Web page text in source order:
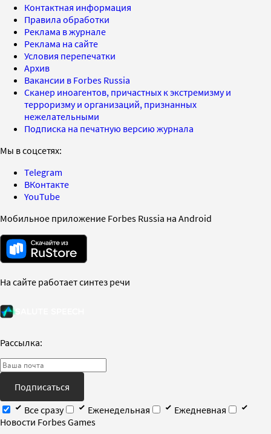
Контактная информация
Правила обработки
Реклама в журнале
Реклама на сайте
Условия перепечатки
Архив
Вакансии в Forbes Russia
Сканер иноагентов, причастных к экстремизму и
терроризму и организаций, признанных
нежелательными
Подписка на печатную версию журнала
Мы в соцсетях:
Telegram
ВКонтакте
YouTube
Мобильное приложение Forbes Russia на Android
На сайте работает синтез речи
Рассылка:
Подписаться
Все сразу
Еженедельная
Ежедневная
Новости Forbes Games